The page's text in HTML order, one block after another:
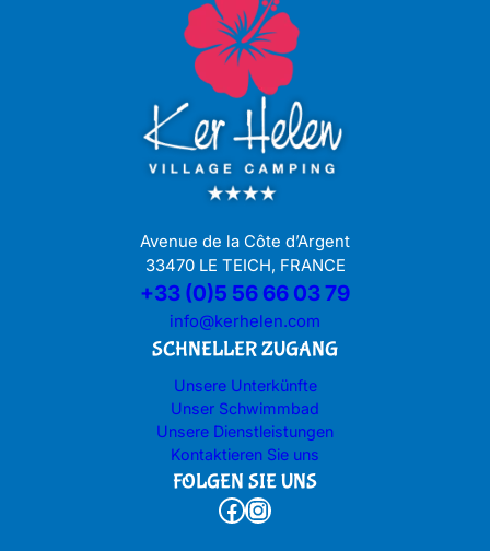
Avenue de la Côte d’Argent
33470 LE TEICH, FRANCE
+33 (0)5 56 66 03 79
info@kerhelen.com
SCHNELLER ZUGANG
Unsere Unterkünfte
Unser Schwimmbad
Unsere Dienstleistungen
Kontaktieren Sie uns
FOLGEN SIE UNS
Facebook Instagram